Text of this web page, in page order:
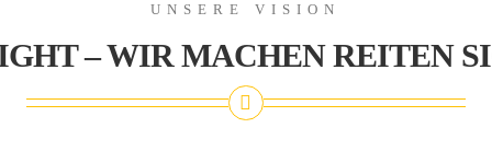
UNSERE VISION
– WIR MACHEN REITEN